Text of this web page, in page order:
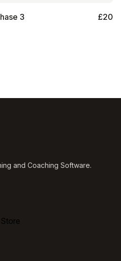
3 £20
and Coaching Software.